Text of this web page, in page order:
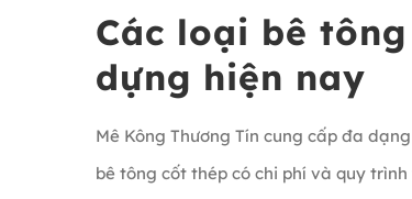
Các loại bê
dựng hiện nay
Mê Kông Thương Tín cung cấp đa
bê tông cốt thép có chi phí và quy